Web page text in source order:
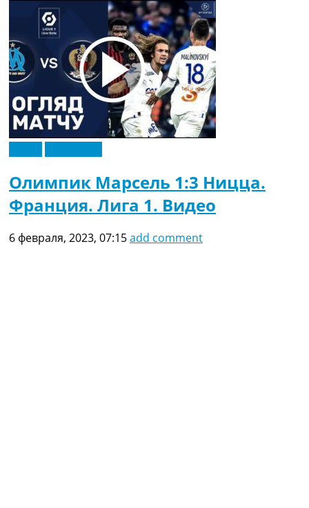
Олимпик Марсель 1:3 Ницца.
Франция. Лига 1. Видео
6 февраля, 2023, 07:15add comment